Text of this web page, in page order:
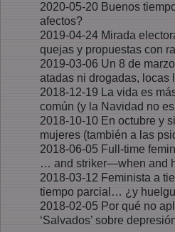
2020-05-20 Buenos
afectos?
2019-04-24 Mirada
quejas y propuestas con
2019-03-06 Un 8 de
atadas ni drogadas, locas
2018-12-19 La vida es
común (y la Navidad no
2018-10-10 En octubre y
mujeres (también a las
2018-06-05 Full-time
… and striker—when and
2018-03-12 Feminista a
tiempo parcial… ¿y
2018-02-05 Por qué no
‘Salvados’ sobre